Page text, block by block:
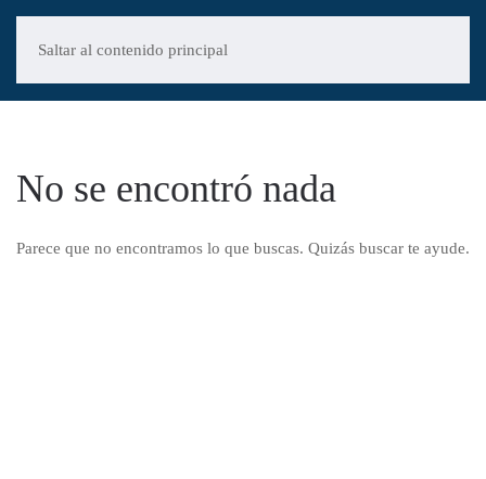
Saltar al contenido principal
No se encontró nada
Parece que no encontramos lo que buscas. Quizás buscar te ayude.